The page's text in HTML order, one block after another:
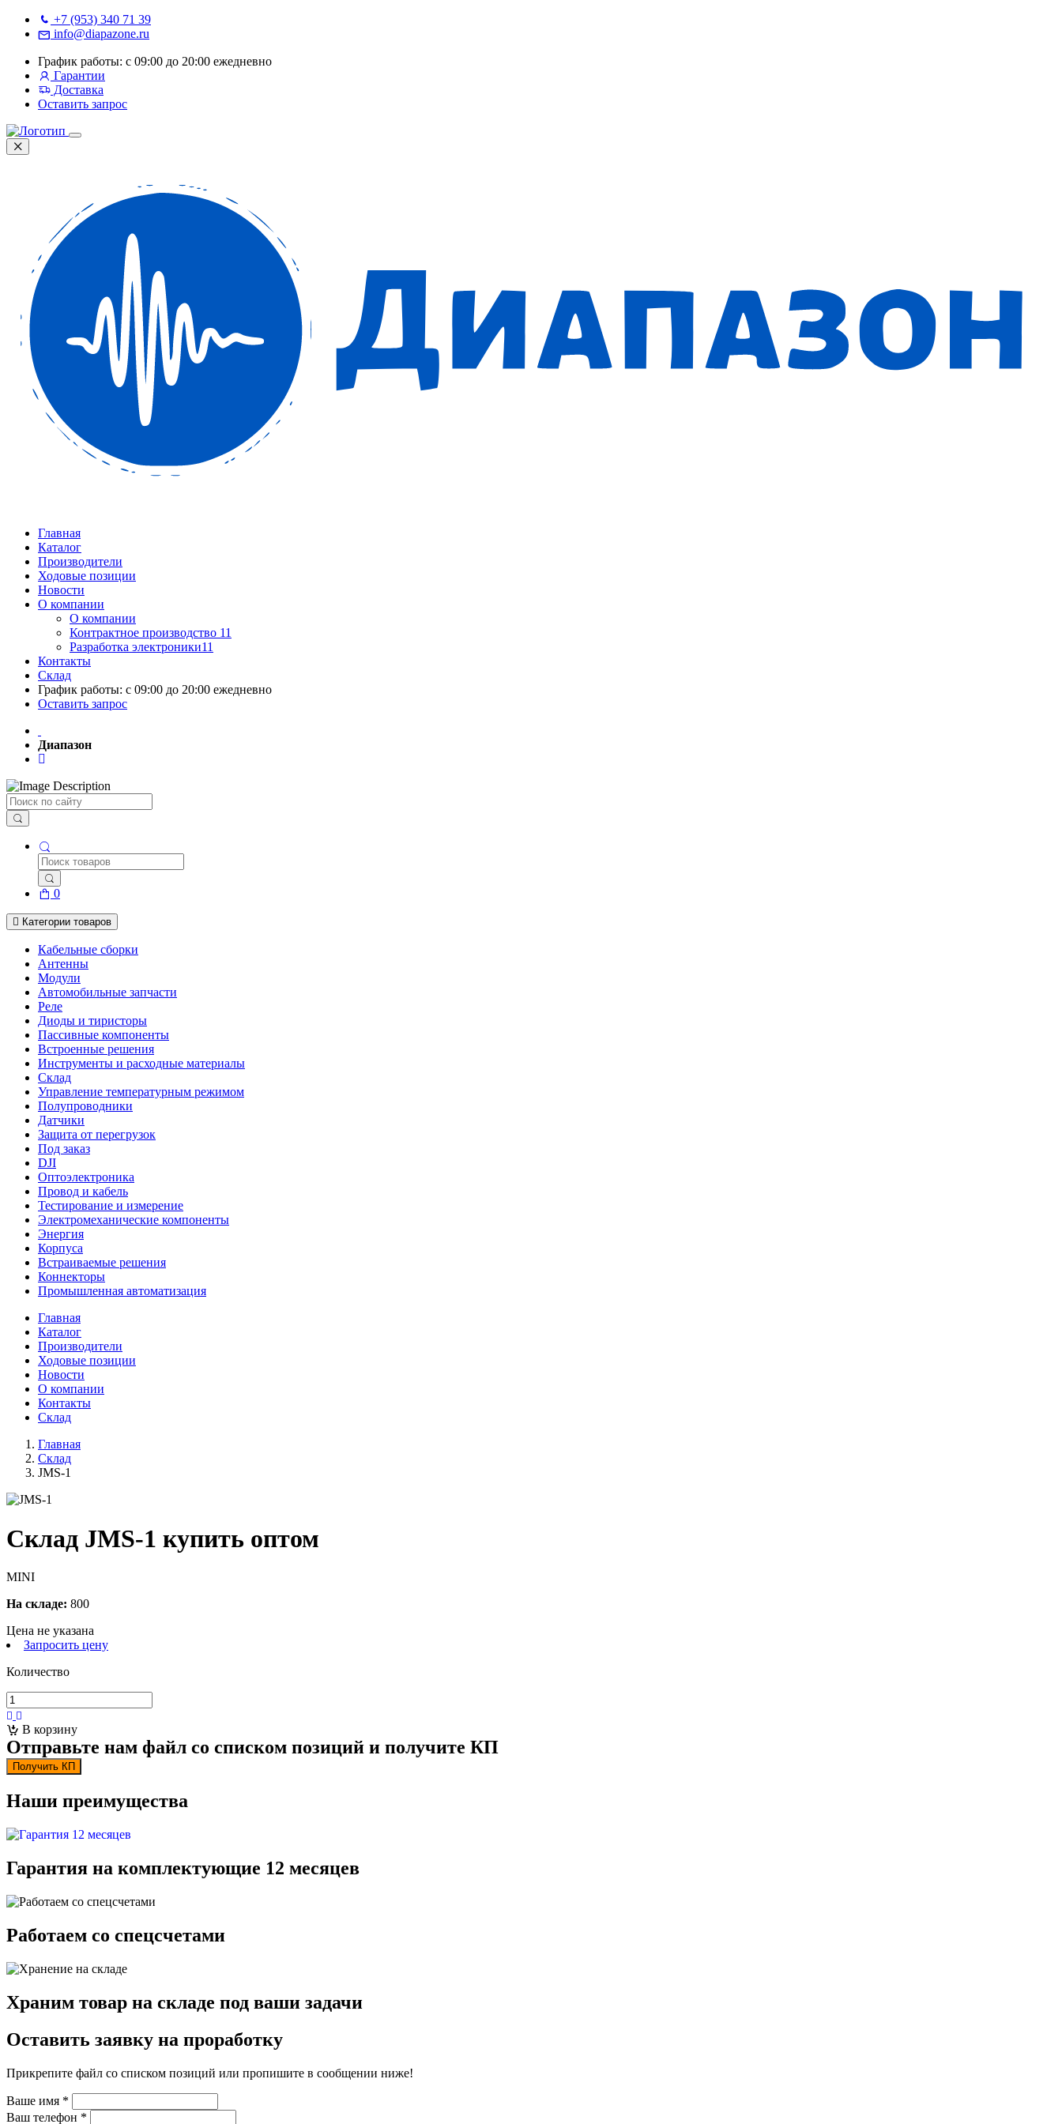
+7 (953) 340 71 39
info@diapazone.ru
График работы: с 09:00 до 20:00 ежедневно
Гарантии
Доставка
Оставить запрос
Главная
Каталог
Производители
Ходовые позиции
Новости
О компании
О компании
Контрактное производство 11
Разработка электроники11
Контакты
Склад
График работы: с 09:00 до 20:00 ежедневно
Оставить запрос
Диапазон
Поиск
0
Категории товаров
Кабельные сборки
Антенны
Модули
Автомобильные запчасти
Реле
Диоды и тиристоры
Пассивные компоненты
Встроенные решения
Инструменты и расходные материалы
Склад
Управление температурным режимом
Полупроводники
Датчики
Защита от перегрузок
Под заказ
DJI
Оптоэлектроника
Провод и кабель
Тестирование и измерение
Электромеханические компоненты
Энергия
Корпуса
Встраиваемые решения
Коннекторы
Промышленная автоматизация
Главная
Каталог
Производители
Ходовые позиции
Новости
О компании
Контакты
Склад
Главная
Склад
JMS-1
Склад JMS-1 купить оптом
MINI
На складе: 800
Цена не указана
Запросить цену
Количество
В корзину
Отправьте нам файл со списком позиций и получите КП
Получить КП
Наши преимущества
Гарантия на комплектующие 12 месяцев
Работаем со спецсчетами
Храним товар на складе под ваши задачи
Оставить заявку на проработку
Прикрепите файл со списком позиций или пропишите в сообщении ниже!
Ваше имя *
Ваш телефон *